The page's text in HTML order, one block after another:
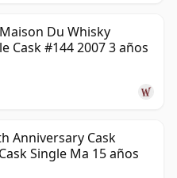
Du Whisky
Cask #144 2007 3 años
Anniversary Cask
Single Ma 15 años